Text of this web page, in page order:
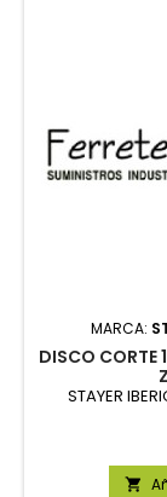
MARCA:
DISCO CORTE
STAYER
